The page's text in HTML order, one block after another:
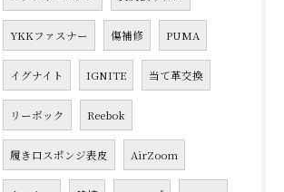
YKKファスナー 傷補修 PUMA
イグナイト IGNITE 当て革交換
リーボック Reebok
履き口スポンジ表皮 AirZoom